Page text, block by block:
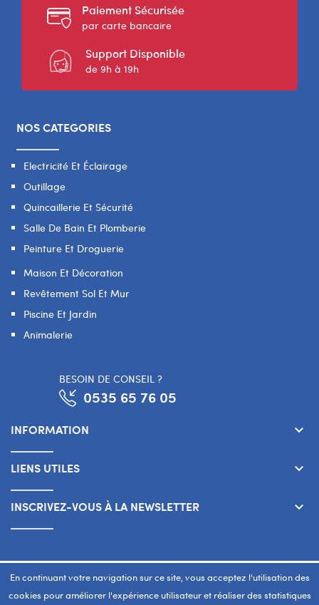
En continuant votre navigation sur ce site, vous acceptez l'utilisation des
cookies pour améliorer l'expérience utilisateur et réaliser des statistiques
Paiement Sécurisée
par carte bancaire
Support Disponible
de 9h à 19h
NOS CATEGORIES
Electricité Et Éclairage
Outillage
Quincaillerie Et Sécurité
Salle De Bain Et Plomberie
Peinture Et Droguerie
Maison Et Décoration
Revêtement Sol Et Mur
Piscine Et Jardin
Animalerie
BESOIN DE CONSEIL ?
0535 65 76 05
INFORMATION keyboard_arrow_down
LIENS UTILES keyboard_arrow_down
INSCRIVEZ-VOUS À LA NEWSLETTER keyboard_arrow_down
Copyright 2026 © SMART WAY Tous droits réservés.
www.smart-way.ma